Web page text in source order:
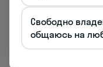
老黄牛 (lǎo
жёлтый
Свободно
общаюсь на